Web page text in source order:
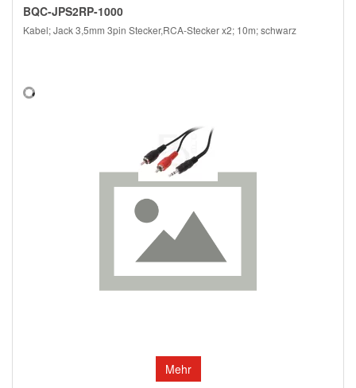
BQC-JPS2RP-1000
Kabel; Jack 3,5mm 3pin Stecker,RCA-Stecker x2; 10m; schwarz
Mehr